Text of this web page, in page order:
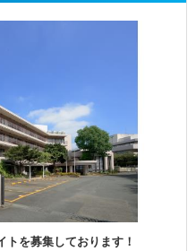
を募集しております！